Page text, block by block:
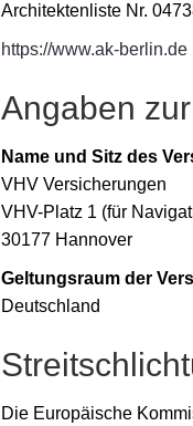
Architektenliste Nr.
https://www.ak-berlin.de
Angaben
Name und Sitz des
VHV Versicherungen
VHV-Platz 1 (für
30177 Hannover
Geltungsraum der
Deutschland
Die Europäische